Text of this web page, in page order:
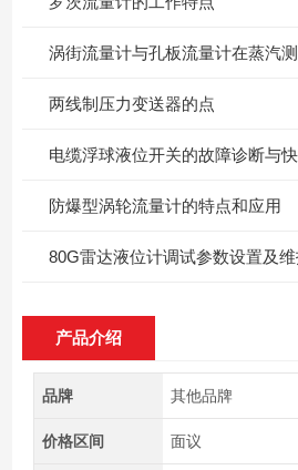
涡街流量计与孔板流量计在蒸汽
两线制压力变送器的点
防爆型涡轮流量计的特点和应用
80G雷达液位计调试参数设置及
产品介绍
品牌 其他品牌
价格区间 面议